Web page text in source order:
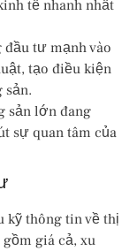
tế nhanh nhất
đầu tư mạnh vào
tạo điều kiện
sản.
sản lớn đang
sự quan tâm của
kỹ thông tin về thị
giá cả, xu